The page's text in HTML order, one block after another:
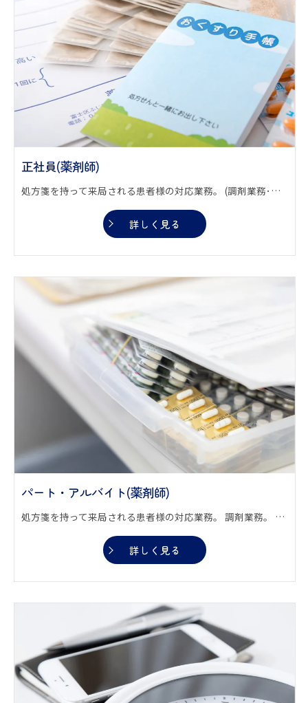
正社員(薬剤師)
処方箋を持って来局される患者様の対応業務。 (調剤業務･服薬指導･薬歴管理)をお願いします｡ 必要に応じて在宅業務をお願いします。
詳しく見る
パート・アルバイト(薬剤師)
処方箋を持って来局される患者様の対応業務。 調剤業務。 服薬指導。 薬歴管理。 その他関連ある仕事。 必要に応じて在宅業務。
詳しく見る